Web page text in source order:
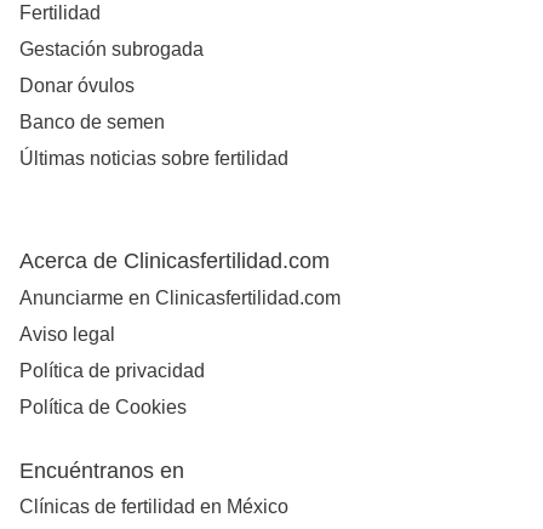
Fertilidad
Gestación subrogada
Donar óvulos
Banco de semen
Últimas noticias sobre fertilidad
Acerca de Clinicasfertilidad.com
Anunciarme en Clinicasfertilidad.com
Aviso legal
Política de privacidad
Política de Cookies
Encuéntranos en
Clínicas de fertilidad en México